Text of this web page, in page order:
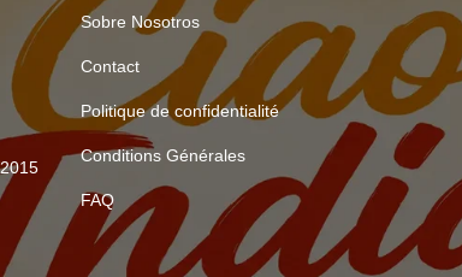
Sobre Nosotros
Contact
Politique de confidentialité
Conditions Générales
FAQ